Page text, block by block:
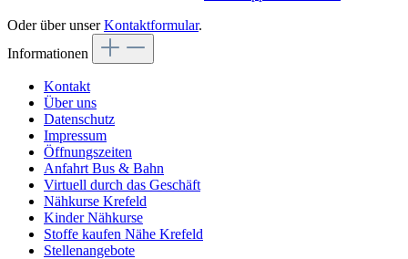
Oder über unserKontaktformular.
Informationen
Kontakt
Über uns
Datenschutz
Impressum
Öffnungszeiten
Anfahrt Bus & Bahn
Virtuell durch das Geschäft
Nähkurse Krefeld
Kinder Nähkurse
Stoffe kaufen Nähe Krefeld
Stellenangebote